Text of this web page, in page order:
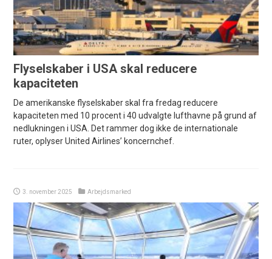
Flyselskaber i USA skal reducere
kapaciteten
De amerikanske flyselskaber skal fra fredag reducere
kapaciteten med 10 procent i 40 udvalgte lufthavne på grund af
nedlukningen i USA. Det rammer dog ikke de internationale
ruter, oplyser United Airlines’ koncernchef.
3. november 2025 Arbejdsmarked